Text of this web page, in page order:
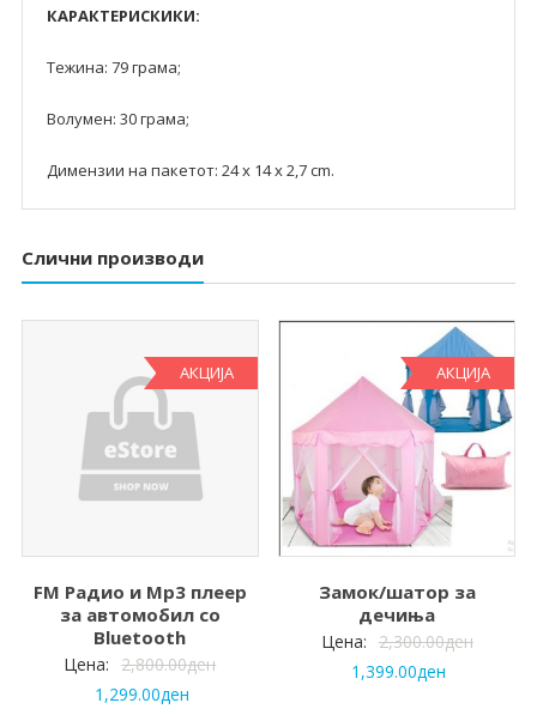
КАРАКТЕРИСКИКИ:
Тежина: 79 грама;
Волумен: 30 грама;
Димензии на пакетот: 24 x 14 x 2,7 cm.
Слични производи
АКЦИЈА
FM Радио и Mp3 плеер
за автомобил со
Bluetooth
Цена: 2,800.00ден
1,299.00ден
АКЦИЈА
Замок/шатор за
дечиња
Цена: 2,300.00ден
1,399.00ден